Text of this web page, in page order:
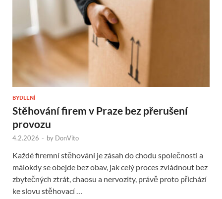
BYDLENÍ
Stěhování firem v Praze bez přerušení
provozu
4.2.2026 - by DonVito
Každé firemní stěhování je zásah do chodu společnosti a
málokdy se obejde bez obav, jak celý proces zvládnout bez
zbytečných ztrát, chaosu a nervozity, právě proto přichází
ke slovu stěhovací …